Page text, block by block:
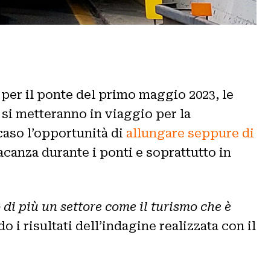
il ponte del primo maggio 2023, le
metteranno in viaggio per la
l’opportunità di allungare seppure di
durante i ponti e soprattutto in
più un settore come il turismo che è
i risultati dell’indagine realizzata con il